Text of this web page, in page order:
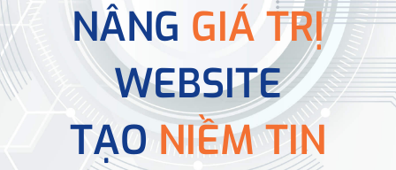
NÂNG GIÁ TRỊ
WEBSITE
TẠONIỀM TIN